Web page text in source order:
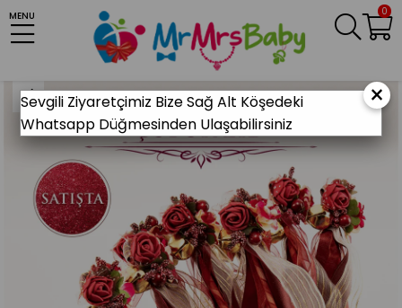
0
MENU
Anasayfa KINA MALZEMELERİ Gelin Kına Gecesi Kına Zili
Bordo Ciçekli Çubuk Zil
×
Sevgili Ziyaretçimiz Bize Sağ Alt Köşedeki
Whatsapp Düğmesinden Ulaşabilirsiniz